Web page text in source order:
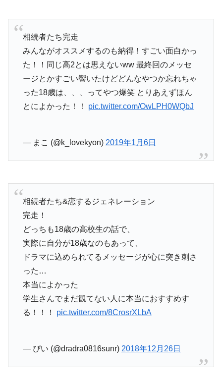
相続者たち完走
みんながオススメするのも納得！すごい面白かっ
た！！同じ高2とは思えないww 最終回のメッセ
ージとかすごい響いたけどどんなやつか忘れちゃ
った18歳は、、、ってやつ爆笑 とりあえずほん
とによかった！！ pic.twitter.com/OwLPH0WQbJ
— まこ (@k_lovekyon) 2019年1月6日
相続者たち&恋するジェネレーション
完走！
どっちも18歳の高校生の話で、
実際に自分が18歳なのもあって、
ドラマに込められてるメッセージが心に突き刺さ
った…
本当によかった
学生さんでまだ観てない人に本当におすすめす
る！！！ pic.twitter.com/8CrosrXLbA
— ぴい (@dradra0816sunr) 2018年12月26日